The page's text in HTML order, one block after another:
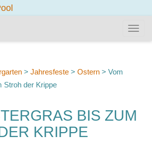
> Jahresfeste > Ostern > Vom
Stroh der Krippe
BIS ZUM
KRIPPE